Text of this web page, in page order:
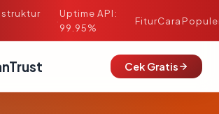
·
Uptime API:
99.95%
FiturCara
Cek Gratis